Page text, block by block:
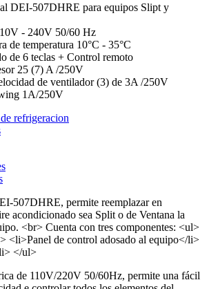
DEI-507DHRE para equipos Slipt y
- 240V 50/60 Hz
de temperatura 10°C - 35°C
de 6 teclas + Control remoto
25 (7) A /250V
de ventilador (3) de 3A /250V
1A/250V
refrigeracion
507DHRE, permite reemplazar en
acondicionado sea Split o de Ventana la
<br> Cuenta con tres componentes: <ul>
<li>Panel de control adosado al equipo</li>
</ul>
de 110V/220V 50/60Hz, permite una fácil